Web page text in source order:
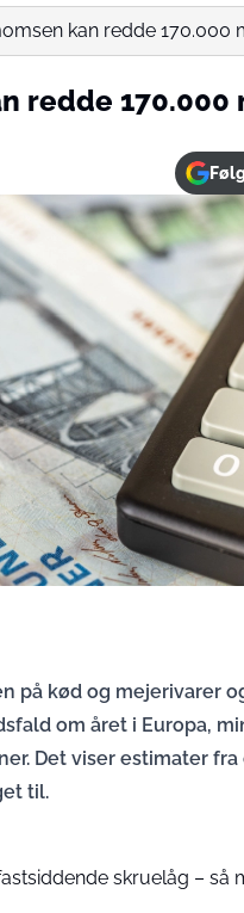
kan redde 170.000
redde 170.000
på kød og mejerivarer
om året i Europa,
Det viser estimater
til.
skruelåg – så